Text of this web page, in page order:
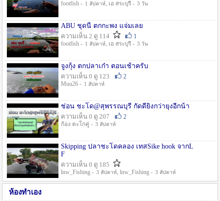
footfish - 1 สัปดาห์, เอ สระบุรี - 3 วัน
ABU ชุดนี้ ตกกะพง แจ่มเลย
ความเห็น 2 ดู 114
1
footfish - 1 สัปดาห์, เอ สระบุรี - 3 วัน
จูงกุ้ง ตกปลาเก๋า ตอนเช้าครับ
ความเห็น 0 ดู 123
2
Muu26 - 1 สัปดาห์
ช่อน ชะโด@สุพรรณบุรี กัดดียิ่งกว่ายุงอีกน้า
ความเห็น 0 ดู 207
2
ก้อง ตะโกคู่ - 3 สัปดาห์
Skipping ปลาชะโดคลอง เทสSike hook จากL
F
ความเห็น 0 ดู 185
lnw_Fishing - 3 สัปดาห์, lnw_Fishing - 3 สัปดาห์
ห้องทำเอง